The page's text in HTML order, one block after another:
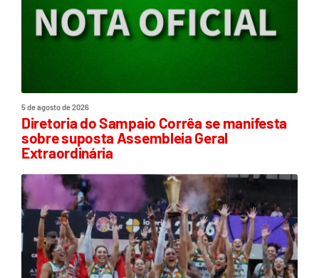
5 de agosto de 2026
Diretoria do Sampaio Corrêa se manifesta
sobre suposta Assembleia Geral
Extraordinária